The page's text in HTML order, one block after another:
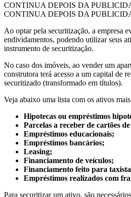
CONTINUA DEPOIS DA
CONTINUA DEPOIS DA
Ao optar pela securitização, a empresa
endividamentos, podendo utilizar seus
instrumento de securitização.
No caso dos imóveis, ao vender um
construtora terá acesso a um capital de
securitizado (transformado em títulos).
Veja abaixo uma lista com os ativos
Hipotecas ou empréstimos
Parcelas a receber de cartões
Empréstimos educacionais;
Empréstimos bancários;
Leasing;
Financiamento de veículos;
Financiamento feito para
Empréstimos realizados com
Para securitizar um ativo, são